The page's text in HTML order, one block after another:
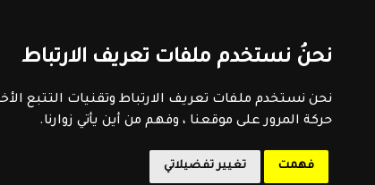
نحنُ نستخدم ملفات تعريف الارتباط
نحن نستخدم ملفات تعريف الارتباط وتقنيات التتبع
حركة المرور على موقعنا ، وفهم من أين يأتي زوارنا.
فهمت تغيير تفضيلاتي